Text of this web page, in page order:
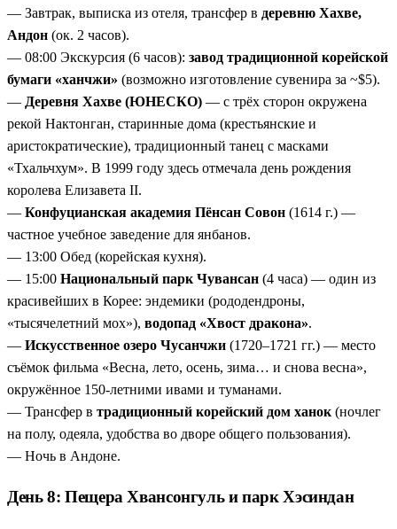
— Завтрак, выписка из отеля, трансфер в деревню Хахве,
Андон (ок. 2 часов).
— 08:00 Экскурсия (6 часов): завод традиционной корейской
бумаги «ханчжи» (возможно изготовление сувенира за ~$5).
— Деревня Хахве (ЮНЕСКО) — с трёх сторон окружена
рекой Нактонган, старинные дома (крестьянские и
аристократические), традиционный танец с масками
«Тхальчхум». В 1999 году здесь отмечала день рождения
королева Елизавета II.
— Конфуцианская академия Пёнсан Совон (1614 г.) —
частное учебное заведение для янбанов.
— 13:00 Обед (корейская кухня).
— 15:00 Национальный парк Чувансан (4 часа) — один из
красивейших в Корее: эндемики (рододендроны,
«тысячелетний мох»), водопад «Хвост дракона».
— Искусственное озеро Чусанчжи (1720–1721 гг.) — место
съёмок фильма «Весна, лето, осень, зима… и снова весна»,
окружённое 150-летними ивами и туманами.
— Трансфер в традиционный корейский дом ханок(ночлег
на полу, одеяла, удобства во дворе общего пользования).
— Ночь в Андоне.
День 8: Пещера Хвансонгуль и парк Хэсиндан